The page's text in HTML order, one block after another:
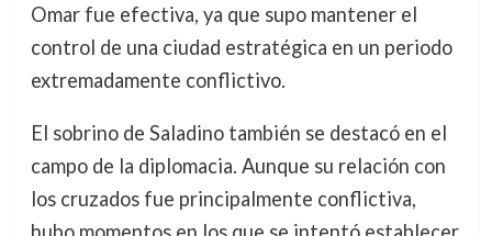
Omar fue efectiva, ya que supo mantener el
control de una ciudad estratégica en un periodo
extremadamente conflictivo.
El sobrino de Saladino también se destacó en el
campo de la diplomacia. Aunque su relación con
los cruzados fue principalmente conflictiva,